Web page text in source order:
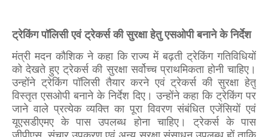
ट्रेकिंग पॉलिसी एवं ट्रेकर्स की सुरक्षा हेतु एसओपी बनाने के निर्देश
मंत्री मदन कौशिक ने कहा कि राज्य में बढ़ती ट्रेकिंग गतिविधियों
को देखते हुए ट्रेकर्स की सुरक्षा सर्वोच्च प्राथमिकता होनी चाहिए।
उन्होंने ट्रेकिंग पॉलिसी तैयार करने एवं ट्रेकर्स की सुरक्षा हेतु
विस्तृत एसओपी बनाने के निर्देश दिए। उन्होंने कहा कि ट्रेकिंग पर
जाने वाले प्रत्येक व्यक्ति का पूरा विवरण संबंधित एजेंसियों एवं
यूएसडीएमए के पास उपलब्ध होना चाहिए। ट्रेकर्स के पास